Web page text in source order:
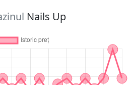
Nails Up